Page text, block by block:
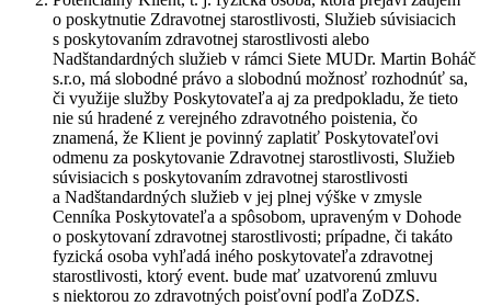
o poskytnutie Zdravotnej starostlivosti, Služieb súvisiacich
s poskytovaním zdravotnej starostlivosti alebo
Nadštandardných služieb v rámci Siete MUDr. Martin Boháč
s.r.o, má slobodné právo a slobodnú možnosť rozhodnúť sa,
či využije služby Poskytovateľa aj za predpokladu, že tieto
nie sú hradené z verejného zdravotného poistenia, čo
znamená, že Klient je povinný zaplatiť Poskytovateľovi
odmenu za poskytovanie Zdravotnej starostlivosti, Služieb
súvisiacich s poskytovaním zdravotnej starostlivosti
a Nadštandardných služieb v jej plnej výške v zmysle
Cenníka Poskytovateľa a spôsobom, upraveným v Dohode
o poskytovaní zdravotnej starostlivosti; prípadne, či takáto
fyzická osoba vyhľadá iného poskytovateľa zdravotnej
starostlivosti, ktorý event. bude mať uzatvorenú zmluvu
s niektorou zo zdravotných poisťovní podľa ZoDZS.